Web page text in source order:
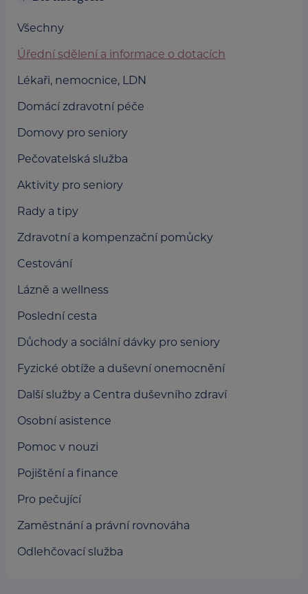
Všechny
Úřední sdělení a informace o dotacích
Lékaři, nemocnice, LDN
Domácí zdravotní péče
Domovy pro seniory
Pečovatelská služba
Aktivity pro seniory
Rady a tipy
Zdravotní a kompenzační pomůcky
Cestování
Lázně a wellness
Poslední cesta
Důchody a sociální dávky pro seniory
Fyzické obtíže a duševní onemocnění
Další služby a Centra duševního zdraví
Osobní asistence
Pomoc v nouzi
Pojištění a finance
Pro pečující
Zaměstnání a právní rovnováha
Odlehčovací služba